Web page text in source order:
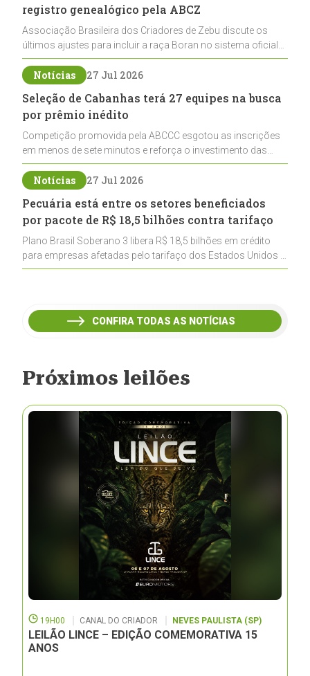
registro genealógico pela ABCZ
Associação Brasileira dos Criadores de Zebu discute os
últimos ajustes para incluir a raça Boran no sistema oficial
de registros, abrindo caminho para sua expansão na
pecuária nacional
Notícias 27 Jul 2026
Seleção de Cabanhas terá 27 equipes na busca
por prêmio inédito
Competição promovida pela ABCCC esgotou as inscrições
em menos de sete minutos e reforça o investimento das
cabanhas na seleção genética de Cavalos Crioulos voltados
ao laço
Notícias 27 Jul 2026
Pecuária está entre os setores beneficiados
por pacote de R$ 18,5 bilhões contra tarifaço
Plano Brasil Soberano 3 libera R$ 18,5 bilhões em crédito
para empresas afetadas pelo tarifaço dos Estados Unidos e
inclui a pecuária entre os setores estratégicos
CONFIRA TODAS AS NOTÍCIAS
Próximos leilões
19H00 CANAL DO CRIADOR NEVES PAULISTA (SP)
LEILÃO LINCE – EDIÇÃO COMEMORATIVA 15
ANOS